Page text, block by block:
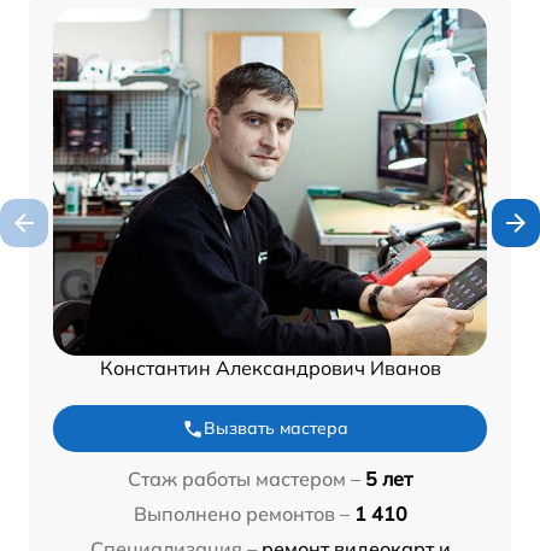
Константин Александрович Иванов
Вызвать мастера
Стаж работы мастером – 5 лет
Выполнено ремонтов – 1 410